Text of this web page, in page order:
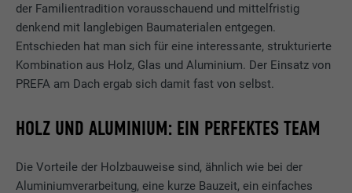
der Familientradition vorausschauend und mittelfristig
denkend mit langlebigen Baumaterialen entgegen.
Entschieden hat man sich für eine interessante, strukturierte
Kombination aus Holz, Glas und Aluminium. Der Einsatz von
PREFA am Dach ergab sich damit fast von selbst.
HOLZ UND ALUMINIUM: EIN PERFEKTES TEAM
Die Vorteile der Holzbauweise sind, ähnlich wie bei der
Aluminiumverarbeitung, eine kurze Bauzeit, ein einfaches